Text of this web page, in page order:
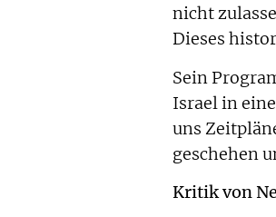
nicht
Dieses
Sein
Israel in
uns
geschehen
Kritik von